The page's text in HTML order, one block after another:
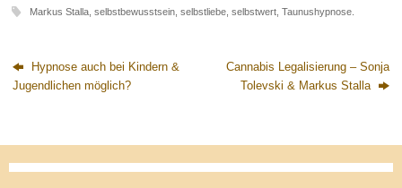
Markus Stalla, selbstbewusstsein, selbstliebe, selbstwert, Taunushypnose.
Hypnose auch bei Kindern &
Jugendlichen möglich?
Cannabis Legalisierung – Sonja
Tolevski & Markus Stalla